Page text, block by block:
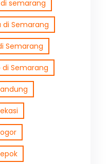
semarang
di Semarang
Semarang
di Semarang